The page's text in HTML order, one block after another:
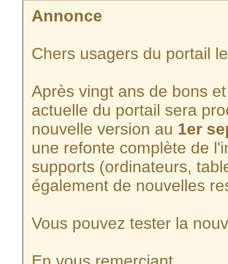
Annonce
Chers usagers du portail
Après vingt ans de bons
actuelle du portail sera
nouvelle version au 1er
une refonte complète de
supports (ordinateurs,
également de nouvelles
Vous pouvez tester la